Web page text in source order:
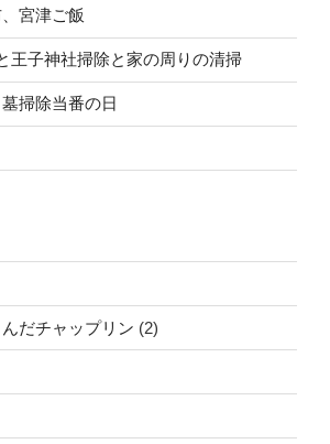
宮津ご飯
王子神社掃除と家の周りの清掃
掃除当番の日
だチャップリン (2)